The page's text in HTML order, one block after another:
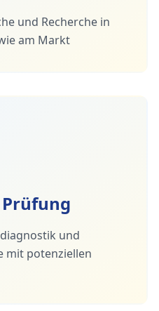
und Recherche in
am Markt
und
mit potenziellen